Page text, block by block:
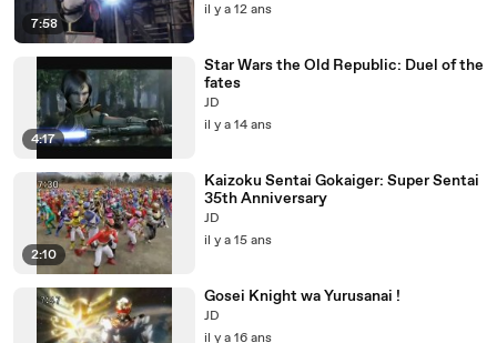
7:58
il y a 12 ans
4:17
Star Wars the Old Republic: Duel of the
fates
JD
il y a 14 ans
2:10
Kaizoku Sentai Gokaiger: Super Sentai
35th Anniversary
JD
il y a 15 ans
Gosei Knight wa Yurusanai !
JD
il y a 16 ans